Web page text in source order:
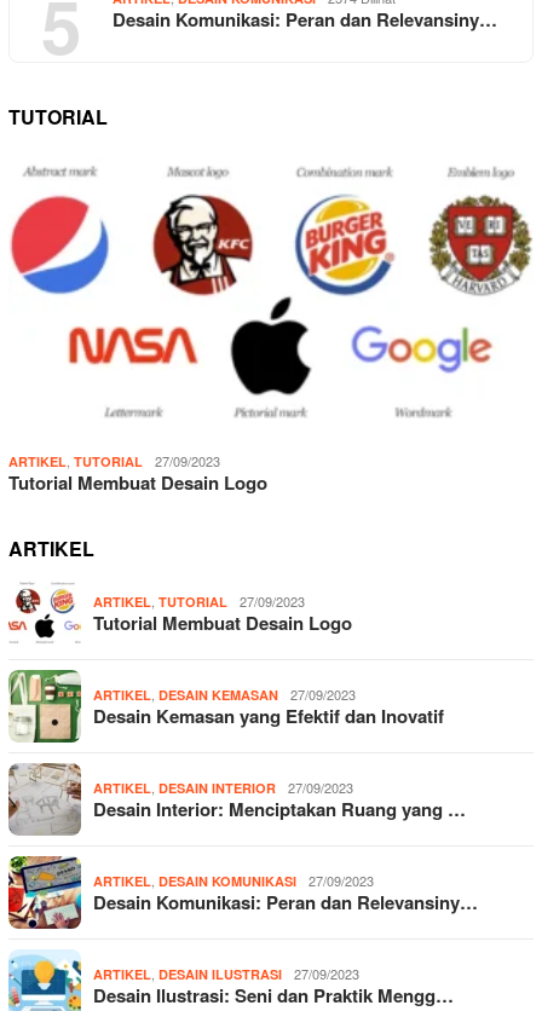
5 Desain Komunikasi: Peran dan Relevansiny…
TUTORIAL
ARTIKEL TUTORIAL 27/09/2023
Tutorial Membuat Desain Logo
ARTIKEL
ARTIKEL TUTORIAL 27/09/2023
Tutorial Membuat Desain Logo
ARTIKEL DESAIN KEMASAN 27/09/2023
Desain Kemasan yang Efektif dan Inovatif
ARTIKEL DESAIN INTERIOR 27/09/2023
Desain Interior: Menciptakan Ruang yang …
ARTIKEL DESAIN KOMUNIKASI 27/09/2023
Desain Komunikasi: Peran dan Relevansiny…
ARTIKEL DESAIN ILUSTRASI 27/09/2023
Desain Ilustrasi: Seni dan Praktik Mengg…